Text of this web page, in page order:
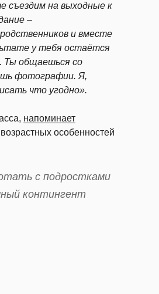
съездим на выходные к
–
и вместе
у тебя остаётся
Ты общаешься со
фотографии. Я,
что угодно».
напоминает
особенностей
с подростками
контингент